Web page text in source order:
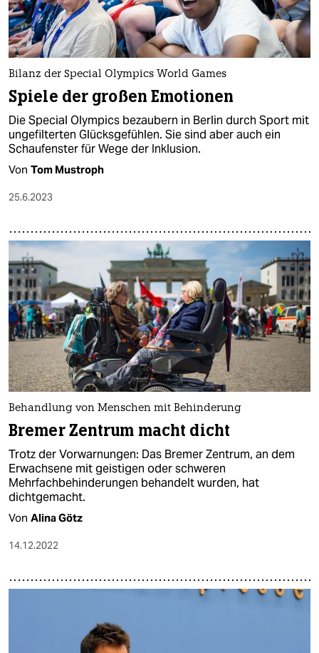
Bilanz der Special Olympics World Games
Spiele der großen Emotionen
Die Special Olympics bezaubern in Berlin durch Sport mit
ungefilterten Glücksgefühlen. Sie sind aber auch ein
Schaufenster für Wege der Inklusion.
Von Tom Mustroph
25.6.2023
Behandlung von Menschen mit Behinderung
Bremer Zentrum macht dicht
Trotz der Vorwarnungen: Das Bremer Zentrum, an dem
Erwachsene mit geistigen oder schweren
Mehrfachbehinderungen behandelt wurden, hat
dichtgemacht.
Von Alina Götz
14.12.2022